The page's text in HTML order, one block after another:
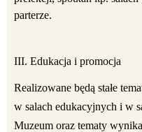
parterze.
III. Edukacja i promocja
Realizowane będą stałe
w salach edukacyjnych i w
Muzeum oraz tematy